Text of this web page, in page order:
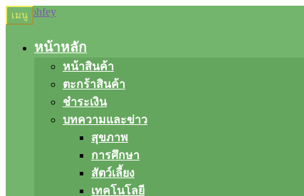
Skip
to
Skip
to
เมนู
หน้าหลัก
หน้าสินค้า
ตะกร้าสินค้า
ชำระเงิน
บทความและข่าว
สุขภาพ
การศึกษา
สัตว์เลี้ยง
เทคโนโลยี